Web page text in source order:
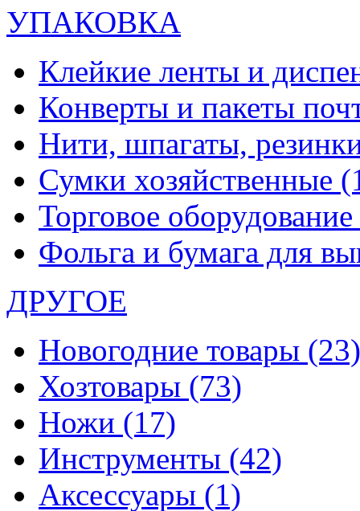
УПАКОВКА
Клейкие ленты и
Конверты и пакеты
Нити, шпагаты,
Сумки хозяйственные
Торговое оборудование
Фольга и бумага для
ДРУГОЕ
Новогодние товары (23)
Хозтовары (73)
Ножи (17)
Инструменты (42)
Аксессуары (1)